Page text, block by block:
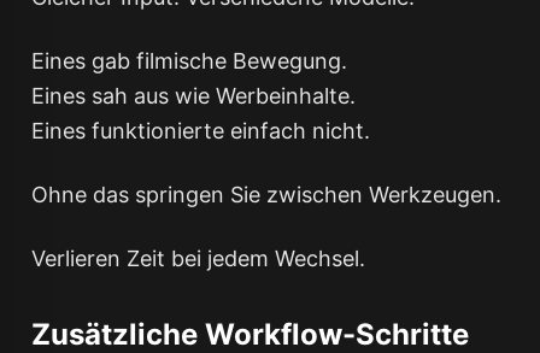
Eines gab filmische Bewegung.
Eines sah aus wie Werbeinhalte.
Eines funktionierte einfach nicht.
Ohne das springen Sie zwischen Werkzeugen.
Verlieren Zeit bei jedem Wechsel.
Zusätzliche Workflow-Schritte